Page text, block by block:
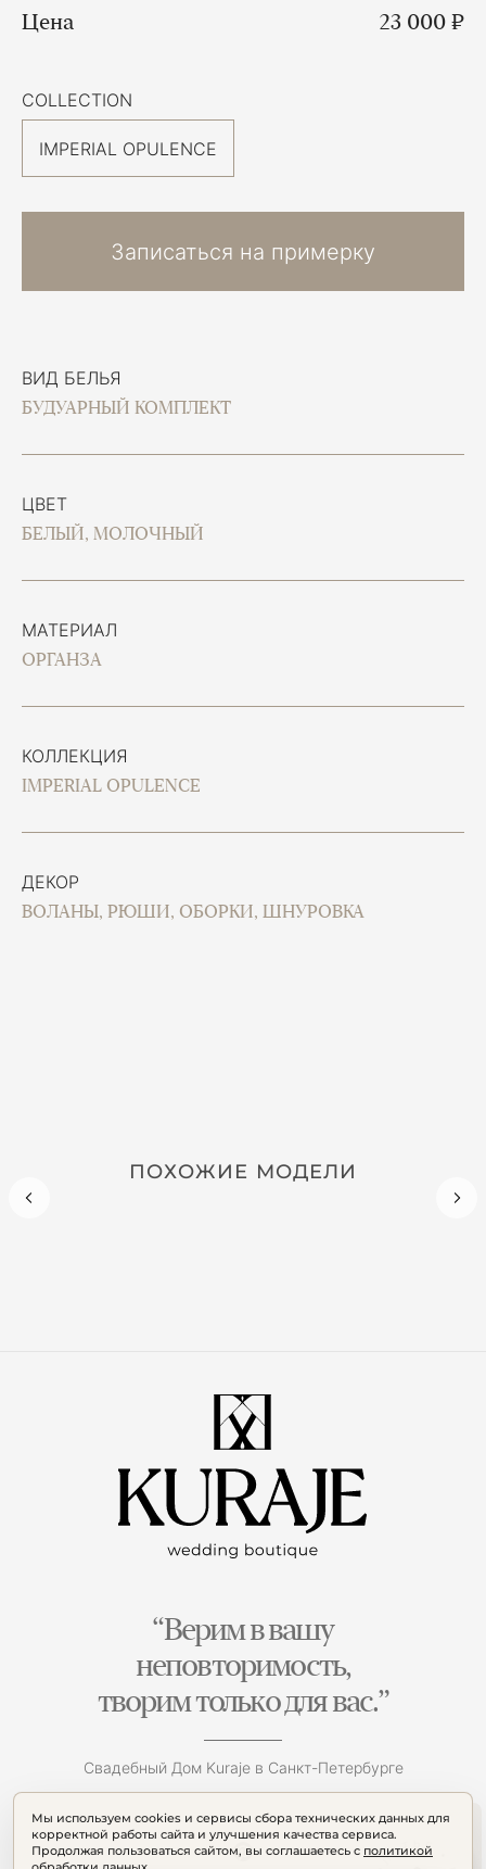
ВИД БЕЛЬЯ
БУДУАРНЫЙ КОМПЛЕКТ
ЦВЕТ
БЕЛЫЙ, МОЛОЧНЫЙ
МАТЕРИАЛ
ОРГАНЗА
КОЛЛЕКЦИЯ
IMPERIAL OPULENCE
ДЕКОР
ВОЛАНЫ, РЮШИ, ОБОРКИ, ШНУРОВКА
Цена 23 000 ₽
COLLECTION
IMPERIAL OPULENCE
Записаться на примерку
ПОХОЖИЕ МОДЕЛИ
Мы используем cookies и сервисы сбора технических данных для
корректной работы сайта и улучшения качества сервиса.
Продолжая пользоваться сайтом, вы соглашаетесь с политикой
“Верим в вашу
неповторимость,
творим только для вас.”
Свадебный Дом Kuraje в Санкт-Петербурге